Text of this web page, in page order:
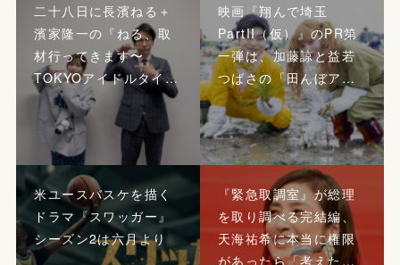
二十八日に長濱ねる＋
濱家隆一の『ねる、取
材行ってきます〜
TOKYOアイドルタイ…
映画『翔んで埼玉
PartII（仮）』のPR第
一弾は、加藤諒と益若
つばさの「田んぼア…
米ユースバスケを描く
ドラマ『スワッガー』
シーズン2は六月より
『緊急取調室』が総理
を取り調べる完結編、
天海祐希に本当に権限
があったら「考えた…